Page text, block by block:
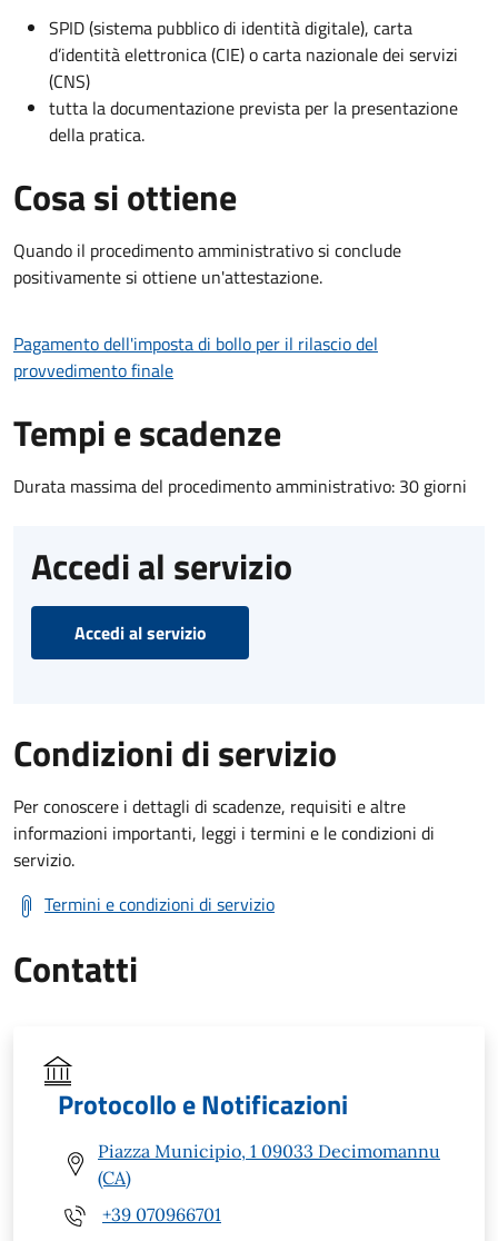
SPID (sistema pubblico di identità digitale), carta
d’identità elettronica (CIE) o carta nazionale dei servizi
(CNS)
tutta la documentazione prevista per la presentazione
della pratica.
Cosa si ottiene
Quando il procedimento amministrativo si conclude
positivamente si ottiene un'attestazione.
Pagamento dell'imposta di bollo per il rilascio del
provvedimento finale
Tempi e scadenze
Durata massima del procedimento amministrativo: 30 giorni
Accedi al servizio
Accedi al servizio
Condizioni di servizio
Per conoscere i dettagli di scadenze, requisiti e altre
informazioni importanti, leggi i termini e le condizioni di
servizio.
Termini e condizioni di servizio
Contatti
Protocollo e Notificazioni
Piazza Municipio, 1 09033 Decimomannu
(CA)
+39 070966701